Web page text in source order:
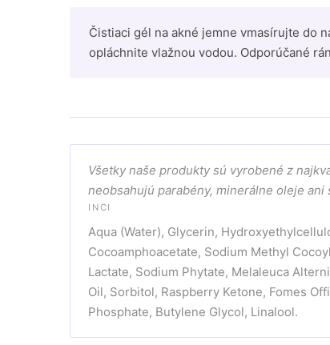
Čistiaci gél na akné jemne vmasírujte do
opláchnite vlažnou vodou. Odporúčané
Všetky naše produkty sú vyrobené z
neobsahujú parabény, minerálne oleje ani
INCI
Aqua (Water), Glycerin,
Cocoamphoacetate, Sodium Methyl
Lactate, Sodium Phytate, Melaleuca
Oil, Sorbitol, Raspberry Ketone, Fomes
Phosphate, Butylene Glycol, Linalool.